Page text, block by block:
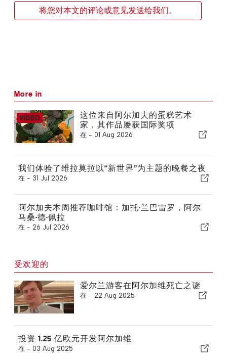
将您对本文的评论或意见发送给我们。
More in
这位来自阿尔加夫的蛋糕艺术
家，其作品屡获国际奖项
在 - 01 Aug 2026
我们体验了维拉莫拉以“新世界”为主题的晚餐之夜
在 - 31 Jul 2026
阿尔加夫本周推荐咖啡馆：加托·兰巴雷罗，阿尔
马桑·德·佩拉
在 - 26 Jul 2026
受欢迎的
爱尔兰游客在阿尔加维死亡之谜
在 - 22 Aug 2025
投资 1.25 亿欧元开发阿尔加维
在 - 03 Aug 2025